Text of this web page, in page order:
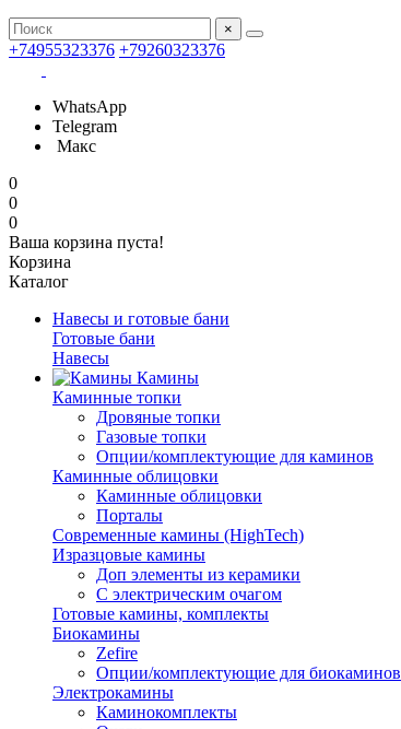
×
+74955323376 +79260323376
WhatsApp
Telegram
Макс
0
0
0
Ваша корзина пуста!
Корзина
Каталог
Навесы и готовые бани
Готовые бани
Навесы
Камины
Каминные топки
Дровяные топки
Газовые топки
Опции/комплектующие для каминов
Каминные облицовки
Каминные облицовки
Порталы
Современные камины (HighTech)
Изразцовые камины
Доп элементы из керамики
С электрическим очагом
Готовые камины, комплекты
Биокамины
Zefire
Опции/комплектующие для биокаминов
Электрокамины
Каминокомплекты